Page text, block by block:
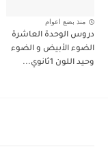
منذ بضع اعوام
دروس الوحدة العاشرة
الضوء الأبيض و الضوء
وحيد اللون 1ثانوي...